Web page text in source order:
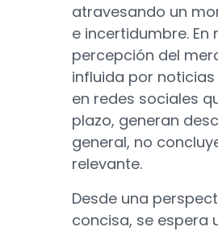
atravesando un
e incertidumbre.
percepción del
influida por
en redes sociales
plazo, generan
general, no
relevante.
Desde una
concisa, se espera